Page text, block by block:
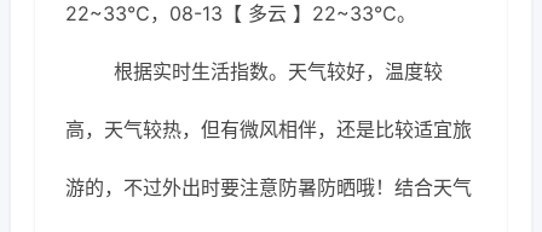
22~33℃，08-13【 多云 】22~33℃。
根据实时生活指数。天气较好，温度较
高，天气较热，但有微风相伴，还是比较适宜旅
游的，不过外出时要注意防暑防晒哦！结合天气